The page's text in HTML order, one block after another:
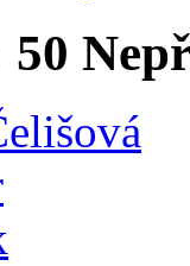
50